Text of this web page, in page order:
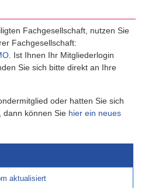
Fachgesellschaft, nutzen Sie
Fachgesellschaft:
Ist Ihnen Ihr Mitgliederlogin
Sie sich bitte direkt an Ihre
oder hatten Sie sich
dann können Sie hier ein neues
aktualisiert